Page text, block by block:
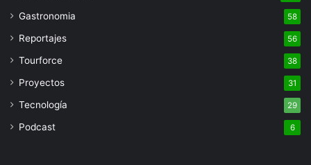
Gastronomia 58
Reportajes 56
Tourforce 38
Proyectos 31
Tecnología 29
Podcast 6